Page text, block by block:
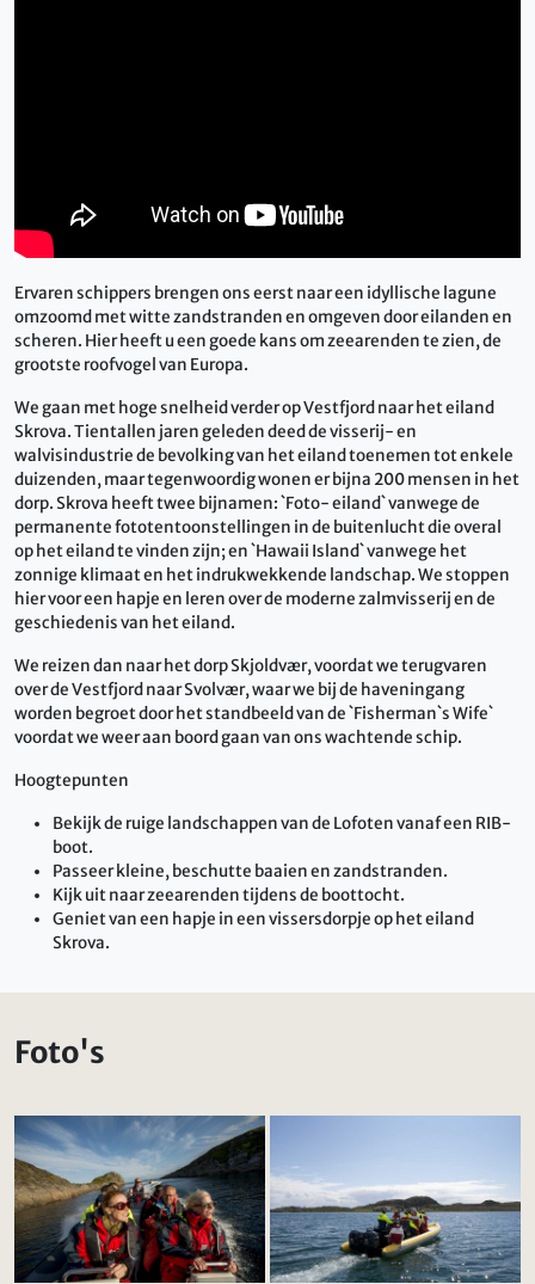
Ervaren schippers brengen ons eerst naar een idyllische lagune
omzoomd met witte zandstranden en omgeven door eilanden en
scheren. Hier heeft u een goede kans om zeearenden te zien, de
grootste roofvogel van Europa.
We gaan met hoge snelheid verder op Vestfjord naar het eiland
Skrova. Tientallen jaren geleden deed de visserij- en
walvisindustrie de bevolking van het eiland toenemen tot enkele
duizenden, maar tegenwoordig wonen er bijna 200 mensen in het
dorp. Skrova heeft twee bijnamen: `Foto- eiland` vanwege de
permanente fototentoonstellingen in de buitenlucht die overal
op het eiland te vinden zijn; en `Hawaii Island` vanwege het
zonnige klimaat en het indrukwekkende landschap. We stoppen
hier voor een hapje en leren over de moderne zalmvisserij en de
geschiedenis van het eiland.
We reizen dan naar het dorp Skjoldvær, voordat we terugvaren
over de Vestfjord naar Svolvær, waar we bij de haveningang
worden begroet door het standbeeld van de `Fisherman`s Wife`
voordat we weer aan boord gaan van ons wachtende schip.
Hoogtepunten
Bekijk de ruige landschappen van de Lofoten vanaf een RIB-
boot.
Passeer kleine, beschutte baaien en zandstranden.
Kijk uit naar zeearenden tijdens de boottocht.
Geniet van een hapje in een vissersdorpje op het eiland
Skrova.
Foto's